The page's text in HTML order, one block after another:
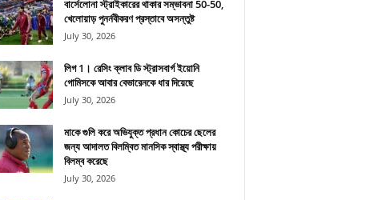
বার্সেলোনা স্ট্রাইকারের থাকার সম্ভাবনা 50-50,
খেলোয়াড় পুনর্নবীকরণ প্রস্তাবে অসন্তুষ্ট
July 30, 2026
লিগ 1। রেসিং ক্লাব ডি স্ট্রাসবার্গ ইয়োনি
গোমিসকে আবার বেভারেনকে ধার দিয়েছে
July 30, 2026
মাকে গুলি করে অভিযুক্ত প্রধান কোচের ছেলের
জন্য আদালত বিলম্বিত মানসিক স্বাস্থ্য পরীক্ষায়
বিলম্ব করেছে
July 30, 2026